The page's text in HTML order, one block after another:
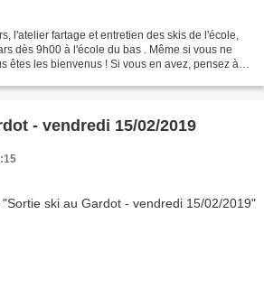
l'atelier fartage et entretien des skis de l'école,
dès 9h00 à l'école du bas . Même si vous ne
êtes les bienvenus ! Si vous en avez, pensez à
- vendredi 15/02/2019